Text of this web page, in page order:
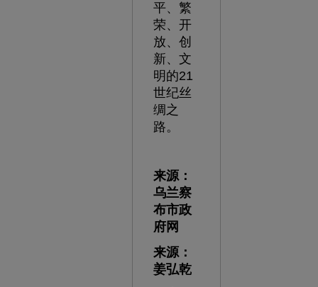
平、繁
荣、开
放、创
新、文
明的21
世纪丝
绸之
路。
来源：
乌兰察
布市政
府网
来源：
姜弘乾